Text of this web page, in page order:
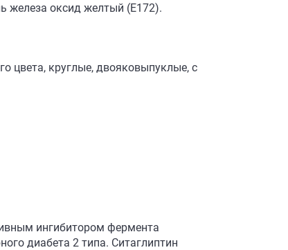
железа оксид желтый (Е172).
цвета, круглые, двояковыпуклые, с
ингибитором фермента
диабета 2 типа. Ситаглиптин